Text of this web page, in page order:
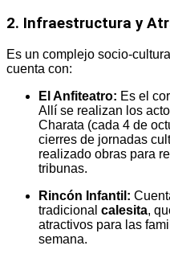
2. Infraestructura y
Es un complejo socio-
cuenta con:
El Anfiteatro: Es el
Allí se realizan los
Charata (cada 4 de
cierres de jornadas
realizado obras para
tribunas.
Rincón Infantil:
tradicional calesita,
atractivos para las
semana.